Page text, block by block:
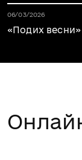
Дата публікації
06/03/2026
«Подих весни»